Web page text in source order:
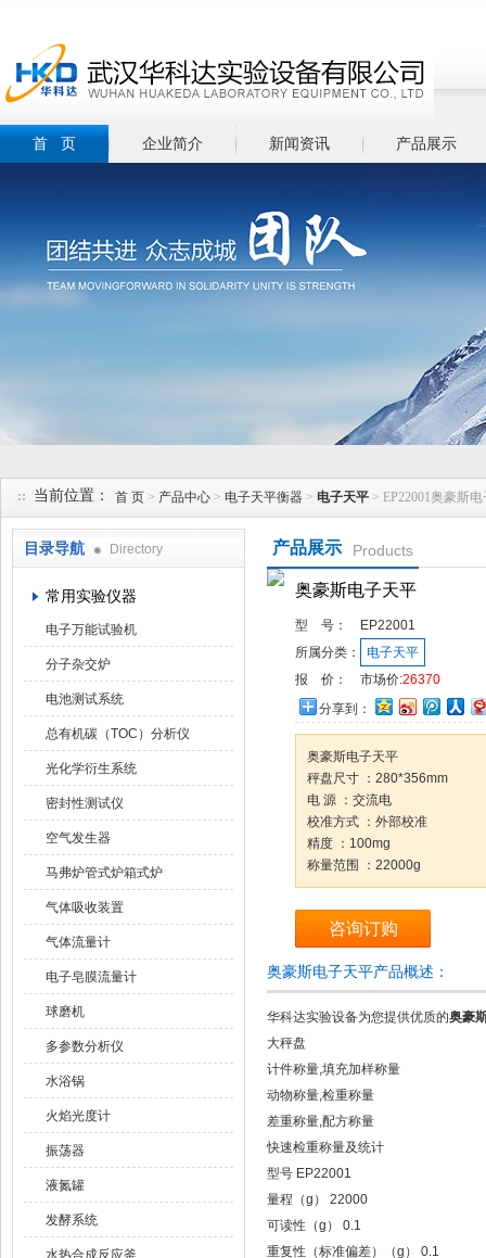
首 页 企业简介 新闻资讯 产品展示
当前位置： 首 页 > 产品中心 > 电子天平衡器 > 电子天平 > EP22001奥豪斯
目录导航 Directory
常用实验仪器
电子万能试验机
分子杂交炉
电池测试系统
总有机碳（TOC）分析仪
光化学衍生系统
密封性测试仪
空气发生器
马弗炉管式炉箱式炉
气体吸收装置
气体流量计
电子皂膜流量计
球磨机
多参数分析仪
水浴锅
火焰光度计
振荡器
液氮罐
发酵系统
水热合成反应釜
产品展示 Products
奥豪斯电子天平
型 号：
EP22001
所属分类：
电子天平
报 价：
市场价:26370
分享到：
奥豪斯电子天平
秤盘尺寸 ：280*356mm
电 源 ：交流电
校准方式 ：外部校准
精度 ：100mg
称量范围 ：22000g
咨询订购
奥豪斯电子天平产品概述：
华科达实验设备为您提供优质的奥豪
大秤盘
计件称量,填充加样称量
动物称量,检重称量
差重称量,配方称量
快速检重称量及统计
型号 EP22001
量程（g） 22000
可读性（g） 0.1
重复性（标准偏差）（g） 0.1